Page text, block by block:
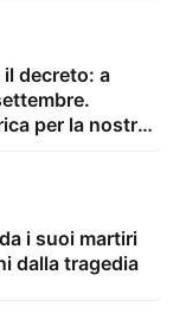
il decreto: a
per la nostra
i suoi martiri
dalla tragedia